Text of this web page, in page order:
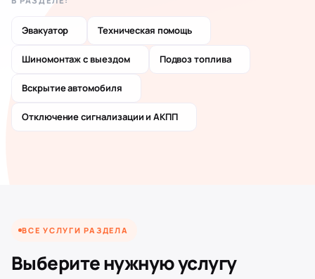
Эвакуатор Техническая помощь
Шиномонтаж с выездом Подвоз топлива
Вскрытие автомобиля
Отключение сигнализации и АКПП
6услуг
ВСЕ УСЛУГИ РАЗДЕЛА
Выберите нужную услугу